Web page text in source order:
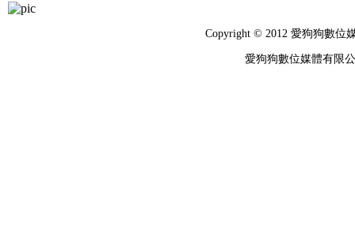
Copyright © 2012 愛狗狗數位
愛狗狗數位媒體有限